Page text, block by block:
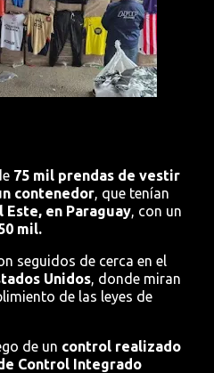
75 mil prendas de vestir
contenedor, que tenían
Este, en Paraguay, con un
mil.
seguidos de cerca en el
Unidos, donde miran
de las leyes de
de un control realizado
Control Integrado